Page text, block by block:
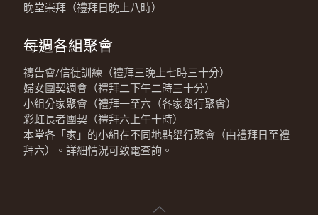
晚堂崇拜（禮拜日晚上八時）
每週各組聚會
禱告會/信徒訓練（禮拜三晚上七時三十分）
婦女團契週會（禮拜二下午二時三十分）
小組分家聚會（禮拜一至六（各家舉行聚會）
彩虹長者團契（禮拜六上午十時）
本堂各「家」的小組在不同地點舉行聚會（由禮拜日至禮
拜六）。詳細情況可致電查詢。